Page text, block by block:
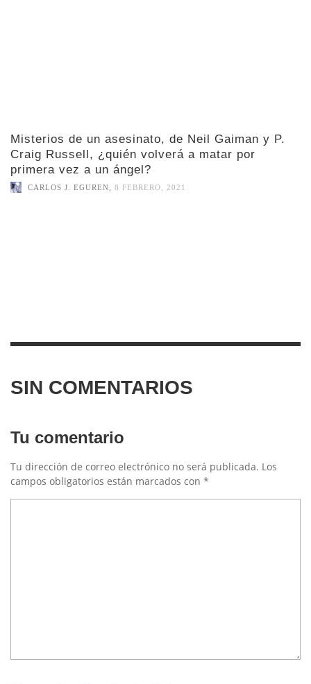
Misterios de un asesinato, de Neil Gaiman y P.
Craig Russell, ¿quién volverá a matar por
primera vez a un ángel?
CARLOS J. EGUREN 8 FEBRERO, 2021
SIN COMENTARIOS
Tu comentario
Tu dirección de correo electrónico no será publicada. Los
campos obligatorios están marcados con *